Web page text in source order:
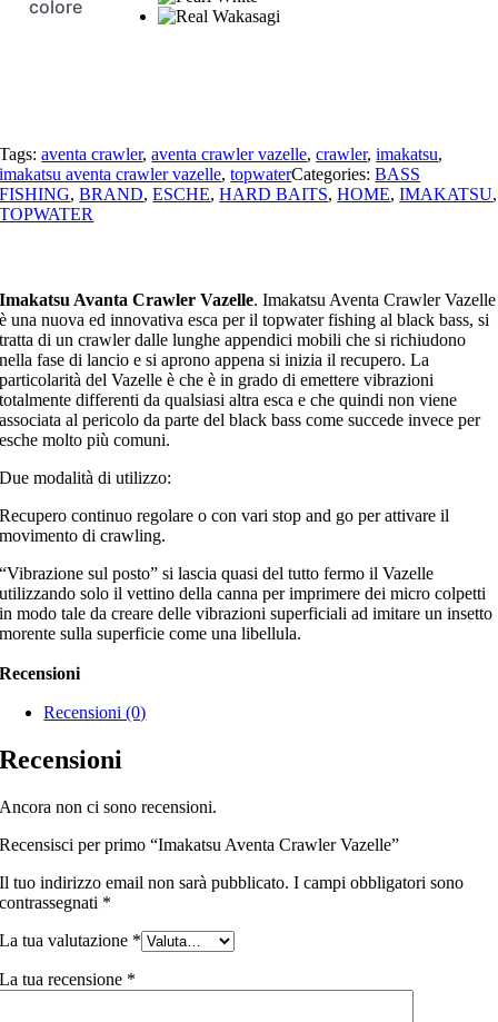
colore
Tags:aventa crawler,aventa crawler vazelle,crawler,imakatsu,
imakatsu aventa crawler vazelle,topwaterCategories:BASS
FISHING,BRAND,ESCHE,HARD BAITS,HOME,IMAKATSU,
TOPWATER
Imakatsu Avanta Crawler Vazelle. Imakatsu Aventa Crawler Vazelle
è una nuova ed innovativa esca per il topwater fishing al black bass, si
tratta di un crawler dalle lunghe appendici mobili che si richiudono
nella fase di lancio e si aprono appena si inizia il recupero. La
particolarità del Vazelle è che è in grado di emettere vibrazioni
totalmente differenti da qualsiasi altra esca e che quindi non viene
associata al pericolo da parte del black bass come succede invece per
esche molto più comuni.
Due modalità di utilizzo:
Recupero continuo regolare o con vari stop and go per attivare il
movimento di crawling.
“Vibrazione sul posto” si lascia quasi del tutto fermo il Vazelle
utilizzando solo il vettino della canna per imprimere dei micro colpetti
in modo tale da creare delle vibrazioni superficiali ad imitare un insetto
morente sulla superficie come una libellula.
Recensioni
Recensioni (0)
Recensioni
Ancora non ci sono recensioni.
Recensisci per primo “Imakatsu Aventa Crawler Vazelle”
Il tuo indirizzo email non sarà pubblicato. I campi obbligatori sono
contrassegnati *
La tua valutazione *
La tua recensione *